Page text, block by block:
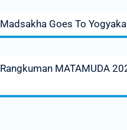
post:
Madsakha Goes To
post:
Rangkuman MATAMUDA